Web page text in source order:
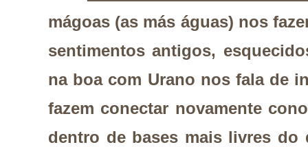
mágoas (as más águas) nos
sentimentos antigos,
na boa com Urano nos fala de
fazem conectar novamente
dentro de bases mais livres do